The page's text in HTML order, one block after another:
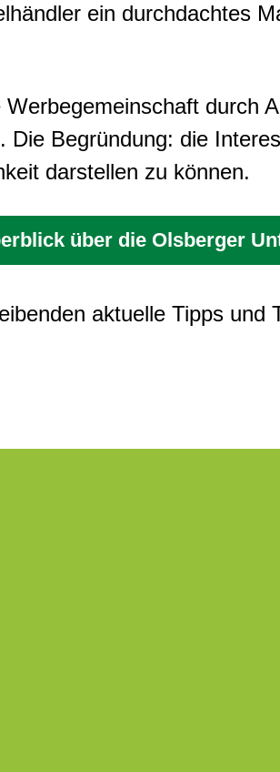
ein durchdachtes
durch
Die Begründung: die
darstellen zu können.
über die Olsberger
aktuelle Tipps